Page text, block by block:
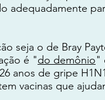
adequadamente
seja o de Bray
é "do demônio"
anos de gripe
vacinas que